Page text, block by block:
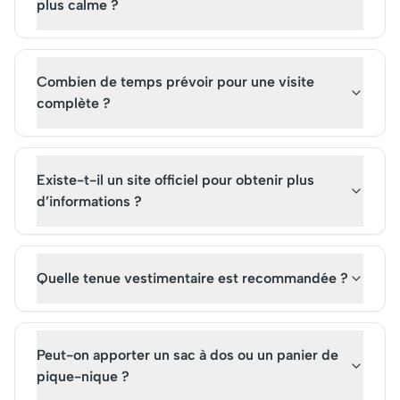
plus calme ?
Combien de temps prévoir pour une visite
complète ?
Existe-t-il un site officiel pour obtenir plus
d’informations ?
Quelle tenue vestimentaire est recommandée ?
Peut-on apporter un sac à dos ou un panier de
pique-nique ?